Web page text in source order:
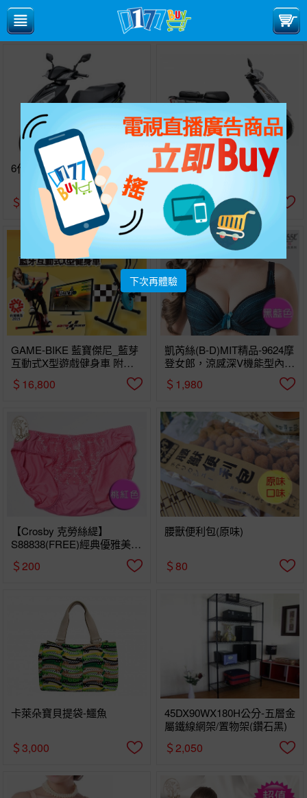
6代FIGHTER
＄94,000
金發財125
＄80,000
GAME-BIKE 藍寶傑尼_藍芽
互動式X型遊戲健身車 附多
款免費app遊戲(免費遊戲陸
續提供)
＄16,800
凱芮絲(B-D)MIT精品-9624摩
登女郎，涼感深V機能型內衣
黑藍色
＄1,980
【Crosby 克勞絲緹】
S88838(FREE)經典優雅美背
配褲 桃紅
＄200
腰獸便利包(原味)
＄80
卡萊朵寶貝提袋-鱷魚
＄3,000
45DX90WX180H公分-五層金
屬鐵線網架/置物架(鑽石黑)
＄2,050
下次再體驗